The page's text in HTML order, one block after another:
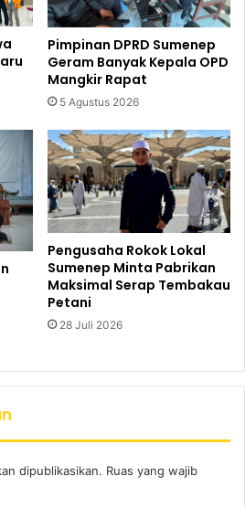
Pimpinan DPRD Sumenep
Geram Banyak Kepala OPD
Mangkir Rapat
5 Agustus 2026
Pengusaha Rokok Lokal
Sumenep Minta Pabrikan
Maksimal Serap Tembakau
Petani
28 Juli 2026
dipublikasikan. Ruas yang wajib